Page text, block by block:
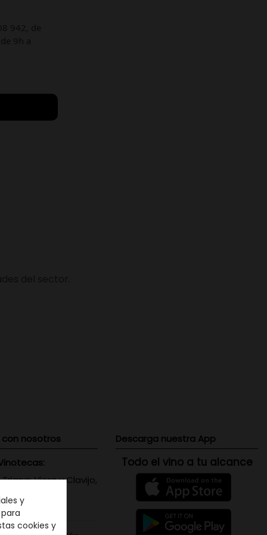
nosotros
Viera y Clavijo,
Descarga nuestra App
Todo el vino a tu alcance
y
cookies y